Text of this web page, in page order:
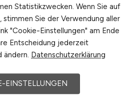
Bediener zum technischen
machbar – er ist in vielen
erwünscht. Denn
aus der Werkhalle
diesen Schritt gehen
Statistikzwecken. Wenn Sie auf
stimmen Sie der Verwendung aller
"Cookie-Einstellungen" am Ende
Entscheidung jederzeit
ändern. Datenschutzerklärung
EINSTELLUNGEN